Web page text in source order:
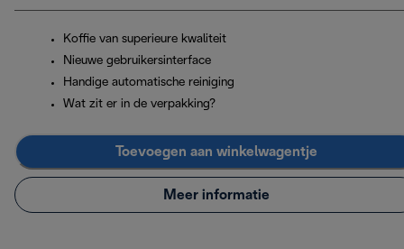
Koffie van superieure kwaliteit
Nieuwe gebruikersinterface
Handige automatische reiniging
Wat zit er in de verpakking?
Toevoegen aan winkelwagentje
Meer informatie